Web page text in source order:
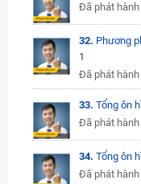
Đã phát
32. Phương
1
Đã phát
33. Tổng ôn
Đã phát
34. Tổng ôn
Đã phát